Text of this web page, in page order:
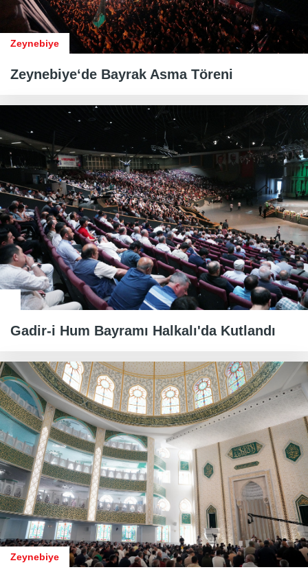
Zeynebiye
Zeynebiye‘de Bayrak Asma Töreni
Gadir-i Hum Bayramı Halkalı'da Kutlandı
Zeynebiye